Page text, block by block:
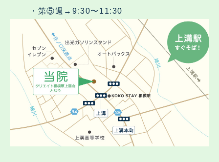
・第⑤週→9:30〜11:30